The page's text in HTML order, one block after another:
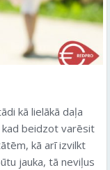
kā lielākā daļa
beidzot varēsit
kā arī izvilkt
jauka, tā neviļus